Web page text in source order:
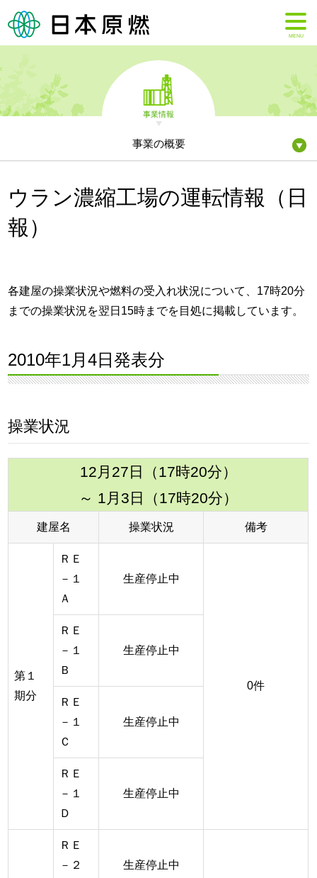
MENU
事業情報
事業の概要
ウラン濃縮工場の運転情報（日
報）
各建屋の操業状況や燃料の受入れ状況について、17時20分
までの操業状況を翌日15時までを目処に掲載しています。
2010年1月4日発表分
操業状況
12月27日（17時20分）
～ 1月3日（17時20分）
建屋名 操業状況 備考
第１
期分
ＲＥ
－１
Ａ
生産停止中
0件
ＲＥ
－１
Ｂ
生産停止中
ＲＥ
－１
Ｃ
生産停止中
ＲＥ
－１
Ｄ
生産停止中
ＲＥ
－２
生産停止中